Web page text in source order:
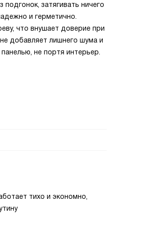
затягивать ничего
и герметично.
что внушает доверие при
добавляет лишнего шума и
не портя интерьер.
тихо и экономно,